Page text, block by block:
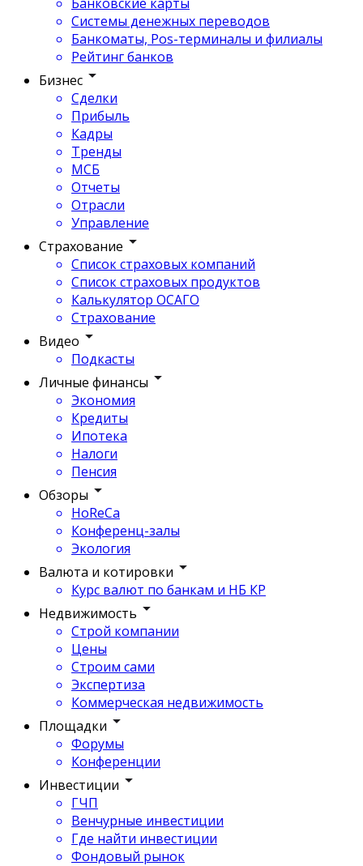
Системы денежных переводов
Банкоматы, Pos-терминалы и филиалы
Рейтинг банков
Бизнес
Сделки
Прибыль
Кадры
Тренды
МСБ
Отчеты
Отрасли
Управление
Страхование
Список страховых компаний
Список страховых продуктов
Калькулятор ОСАГО
Страхование
Видео
Подкасты
Личные финансы
Экономия
Кредиты
Ипотека
Налоги
Пенсия
Обзоры
HoReCa
Конференц-залы
Экология
Валюта и котировки
Курс валют по банкам и НБ КР
Недвижимость
Строй компании
Цены
Строим сами
Экспертиза
Коммерческая недвижимость
Площадки
Форумы
Конференции
Инвестиции
ГЧП
Венчурные инвестиции
Где найти инвестиции
Фондовый рынок